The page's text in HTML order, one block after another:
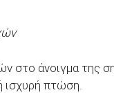
στο άνοιγμα της
ισχυρή πτώση.